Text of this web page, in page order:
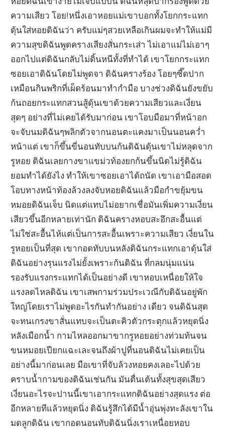
ความเสียว โอย!หนึ่งเอาหอยแม่เขาบอกทั้งโยกกระแทก
ดุ้นใส่หอยดิฉันว่า ครับแม่ๆสวยเหลือเกินผมจะทำให้แม่มี
ความสุขดิฉันพูดครางเสียงสั่นกระเส่า ไม่เอาแม่ไม่เอาๆ
ออกไปแต่ดิฉันกลับไม่ดิ้นหนีทั้งที่ทำได้ เขาโยกกระแทก
ซอยเอาดิฉันโดยไม่พูดจา ดิฉันครางร้อง โอยๆซี๊ดปาก
เหมือนกินพริกที่เผ็ดร้อนมาทำกำมือ บางช่วงดิฉันยังขยับ
ก้นถอยกระแทกสวนสู้ดุ้นเขาด้วยความเสียวและเงี่ยน
สุดๆ อย่างที่ไม่เคยได้รับมาก่อน เขาโอบมือมาที่หน้าอก
จะจับนมดิฉันๆพลิกตัวจากนอนตะแคงมาเป็นนอนคว่ำ
หน้าแต่ เขาก็ขึ้นขี่นอนทับบนก้นดิฉันดุ้นเขาไม่หลุดจาก
รูหอย ดิฉันเลยกางขาแขม่วท้องยกก้นขึ้นนิดไม่รู้ดิฉัน
ยอมทำได้ยังไง ทำให้เขาซอยเอาได้ถนัด เขาเอามือสอด
โอบทางหน้าท้องล้วงลงจับหอยดิฉันแล้วมือกำขยุ้มขน
หมอยดิฉันเจ็บ นิดแต่แทบไม่อยากเชื่อมันเพิ่มความเงี่ยน
เสียวขึ้นอีกหลายเท่านัก ดิฉันครางหอบสะอึกสะอื้นแต่
ไม่ใช่สะอื้นไห้แต่เป็นการสะอื้นเพราะความเสียว เงี่ยนใน
รูหอยเป็นที่สุด เขากอดทับบนหลังดิฉันกระแทกเอาดุ้นใส่
ดิฉันอย่างรุนแรงไม่ยั้งเพราะก้นดิฉัน ที่กลมนุ่มแน่น
รองรับแรงกระแทกได้เป็นอย่างดี เขาหอบเหนื่อยให้ใจ
แรงลดไหลดิฉัน เขาเสพกามร่วมประเวณีกับดิฉันอยู่พัก
ใหญ่โดยเราไม่พูดอะไรกันทำกันอย่าง เดียว จนดิฉันสุด
จะทนเกรงขาสั่นแทบจะเป็นตะคิวตัวกระตุกแล้วหยุดนิ่ง
หลังเมือกน้ำ กามไหลออกมาขากรูหอยอย่างท่วมท้นจน
ขนหมอยเปียกแฉะเละจนถึงผ้าปูที่นอนดิฉันไม่เคยเป็น
อย่างนี้มาก่อนเลย มือเขาที่จับล้วงหอยคงเลอะไปด้วย
คราบน้ำกามของดิฉันเช่นกัน มันตื่นเต้นทั้งสุขสุดเสียว
เงี่ยนอะไรจะปานนี้เขาเอากระแทกดิฉันอย่างสุดแรง ต่อ
อีกหลายทีแล้วหยุดนิ่ง ดิฉันรู้สึกได้มีน้ำอุ่นพุ่งทะลังเขาใน
มดลูกดิฉัน เขากอดนอนทับดิฉันนิ่งเราเหนื่อยหอบ